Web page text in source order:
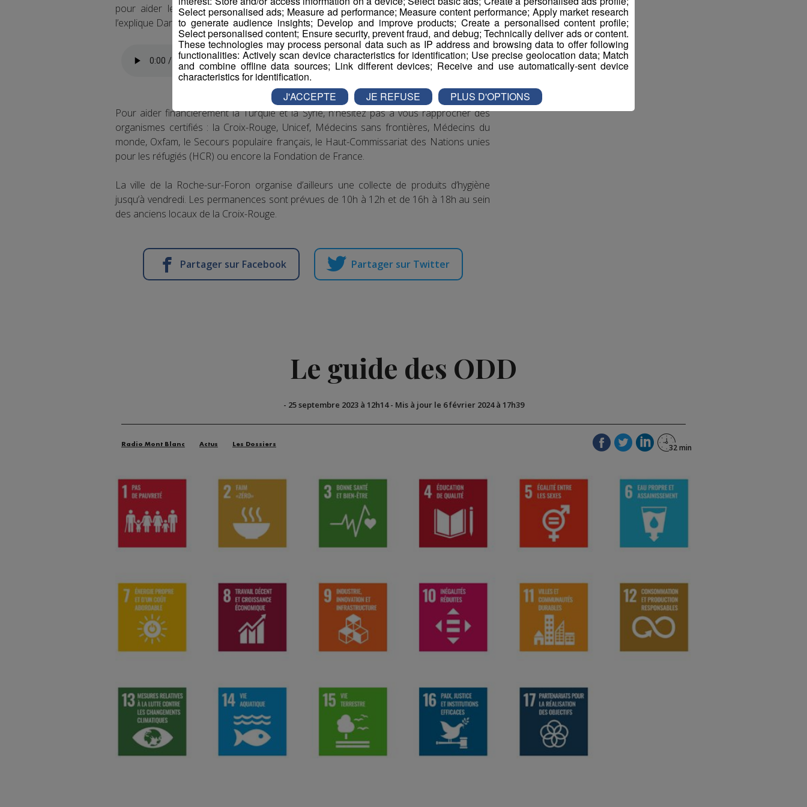
pour aider le peuple turc est de récolter un maximum de dons financiers comme
l’explique Danli Salih, autre membre de l’association de Thyez…
Pour aider financièrement la Turquie et la Syrie, n'hésitez pas à vous rapprocher des
organismes certifiés : la Croix-Rouge, Unicef, Médecins sans frontières, Médecins du
monde, Oxfam, le Secours populaire français, le Haut-Commissariat des Nations unies
pour les réfugiés (HCR) ou encore la Fondation de France.
La ville de la Roche-sur-Foron organise d’ailleurs une collecte de produits d’hygiène
jusqu’à vendredi. Les permanences sont prévues de 10h à 12h et de 16h à 18h au sein
des anciens locaux de la Croix-Rouge.
Partager sur Facebook Partager sur Twitter
Le guide des ODD
- 25 septembre 2023 à 12h14- Mis à jour le 6 février 2024 à 17h39
Radio Mont Blanc Actus Les Dossiers
Select personalised ads; Measure ad performance; Measure content performance; Apply market research
to generate audience insights; Develop and improve products; Create a personalised content profile;
Select personalised content; Ensure security, prevent fraud, and debug; Technically deliver ads or content.
These technologies may process personal data such as IP address and browsing data to offer following
functionalities: Actively scan device characteristics for identification; Use precise geolocation data; Match
and combine offline data sources; Link different devices; Receive and use automatically-sent device
characteristics for identification.
J'ACCEPTE JE REFUSE PLUS D'OPTIONS